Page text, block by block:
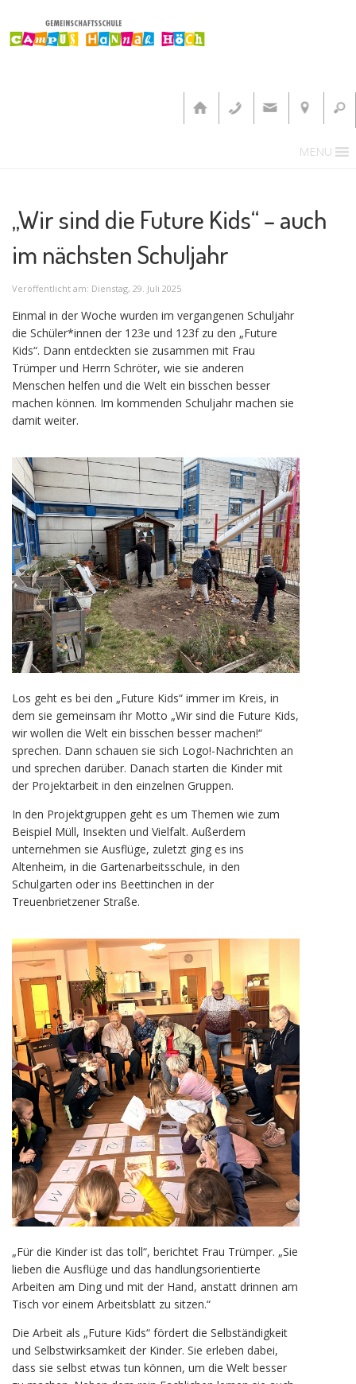
MENU
„Wir sind die Future Kids“ – auch
im nächsten Schuljahr
Veröffentlicht am: Dienstag, 29. Juli 2025
Einmal in der Woche wurden im vergangenen Schuljahr
die Schüler*innen der 123e und 123f zu den „Future
Kids“. Dann entdeckten sie zusammen mit Frau
Trümper und Herrn Schröter, wie sie anderen
Menschen helfen und die Welt ein bisschen besser
machen können. Im kommenden Schuljahr machen sie
damit weiter.
Los geht es bei den „Future Kids“ immer im Kreis, in
dem sie gemeinsam ihr Motto „Wir sind die Future Kids,
wir wollen die Welt ein bisschen besser machen!“
sprechen. Dann schauen sie sich Logo!-Nachrichten an
und sprechen darüber. Danach starten die Kinder mit
der Projektarbeit in den einzelnen Gruppen.
In den Projektgruppen geht es um Themen wie zum
Beispiel Müll, Insekten und Vielfalt. Außerdem
unternehmen sie Ausflüge, zuletzt ging es ins
Altenheim, in die Gartenarbeitsschule, in den
Schulgarten oder ins Beettinchen in der
Treuenbrietzener Straße.
„Für die Kinder ist das toll“, berichtet Frau Trümper. „Sie
lieben die Ausflüge und das handlungsorientierte
Arbeiten am Ding und mit der Hand, anstatt drinnen am
Tisch vor einem Arbeitsblatt zu sitzen.“
Die Arbeit als „Future Kids“ fördert die Selbständigkeit
und Selbstwirksamkeit der Kinder. Sie erleben dabei,
dass sie selbst etwas tun können, um die Welt besser